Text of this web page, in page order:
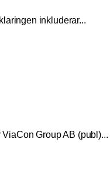
inkluderar...
Group AB (publ)...